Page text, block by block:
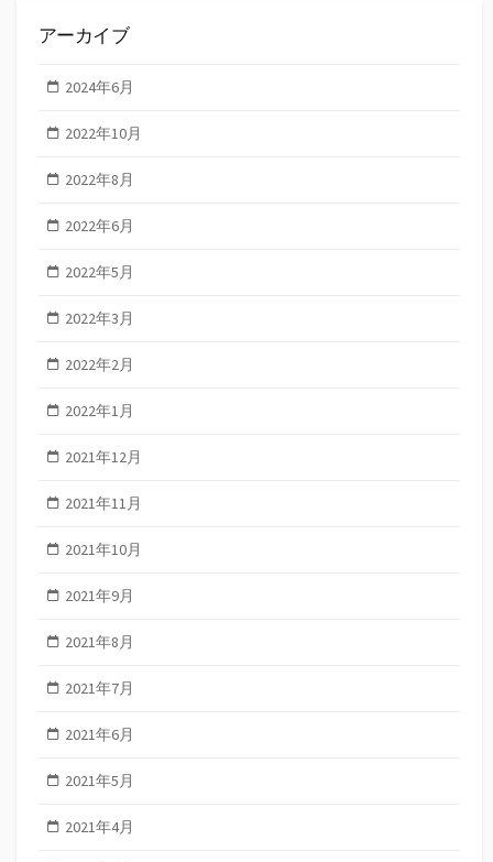
アーカイブ
2024年6月
2022年10月
2022年8月
2022年6月
2022年5月
2022年3月
2022年2月
2022年1月
2021年12月
2021年11月
2021年10月
2021年9月
2021年8月
2021年7月
2021年6月
2021年5月
2021年4月